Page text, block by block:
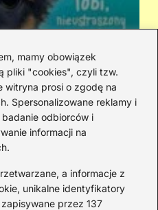
mamy obowiązek
pliki "cookies", czyli tzw.
witryna prosi o zgodę na
Spersonalizowane reklamy i
odbiorców i
informacji na
a informacje z
unikalne identyfikatory
przez 137
się mną”? IRA
o dwóch
nauczycieli,
wierzą, że muzyka to coś